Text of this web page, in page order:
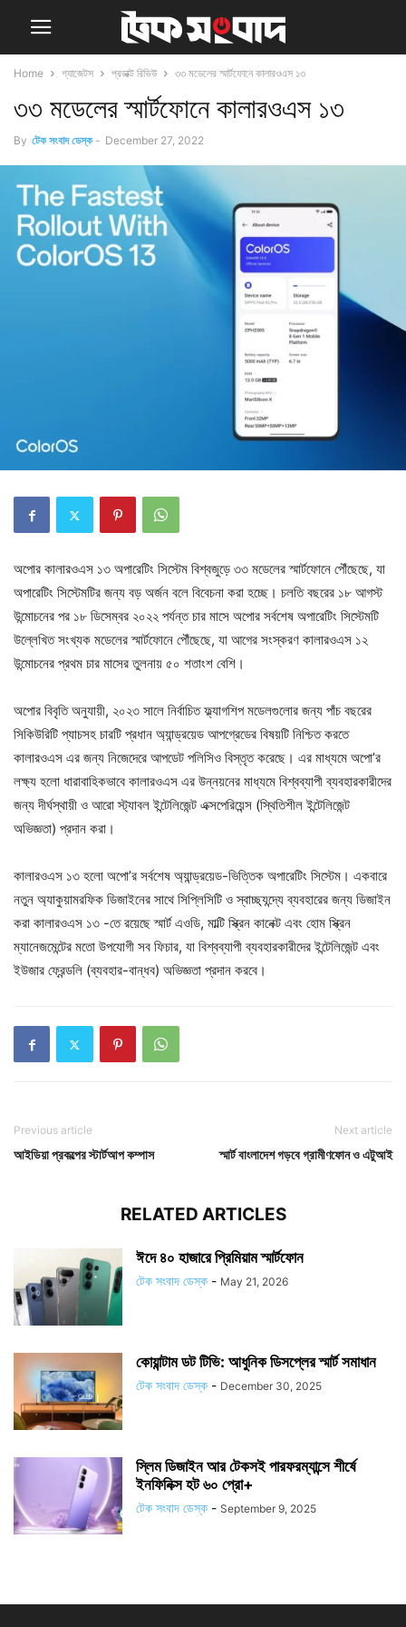
Home গ্যাজেটস প্রডাক্ট রিভিউ ৩৩ মডেলের স্মার্টফোনে কালারওএস ১৩
৩৩ মডেলের স্মার্টফোনে কালারওএস ১৩
By টেক সংবাদ ডেস্ক - December 27, 2022
অপোর কালারওএস ১৩ অপারেটিং সিস্টেম বিশ্বজুড়ে ৩৩ মডেলের স্মার্টফোনে পৌঁছেছে, যা
অপারেটিং সিস্টেমটির জন্য বড় অর্জন বলে বিবেচনা করা হচ্ছে। চলতি বছরের ১৮ আগস্ট
উন্মোচনের পর ১৮ ডিসেম্বর ২০২২ পর্যন্ত চার মাসে অপোর সর্বশেষ অপারেটিং সিস্টেমটি
উল্লেখিত সংখ্যক মডেলের স্মার্টফোনে পৌঁছেছে, যা আগের সংস্করণ কালারওএস ১২
উন্মোচনের প্রথম চার মাসের তুলনায় ৫০ শতাংশ বেশি।
অপোর বিবৃতি অনুযায়ী, ২০২৩ সালে নির্বাচিত ফ্ল্যাগশিপ মডেলগুলোর জন্য পাঁচ বছরের
সিকিউরিটি প্যাচসহ চারটি প্রধান অ্যান্ড্রয়েড আপগ্রেডের বিষয়টি নিশ্চিত করতে
কালারওএস এর জন্য নিজেদেরে আপডেট পলিসিও বিস্তৃত করেছে। এর মাধ্যমে অপো’র
লক্ষ্য হলো ধারাবাহিকভাবে কালারওএস এর উন্নয়নের মাধ্যমে বিশ্বব্যাপী ব্যবহারকারীদের
জন্য দীর্ঘস্থায়ী ও আরো স্ট্যাবল ইন্টেলিজেন্ট এক্সপেরিয়েন্স (স্থিতিশীল ইন্টেলিজেন্ট
অভিজ্ঞতা) প্রদান করা।
কালারওএস ১৩ হলো অপো’র সর্বশেষ অ্যান্ড্রয়েড-ভিত্তিক অপারেটিং সিস্টেম। একবারে
নতুন অ্যাকুয়ামরফিক ডিজাইনের সাথে সিপ্লিসিটি ও স্বাচ্ছ্যন্দ্যে ব্যবহারের জন্য ডিজাইন
করা কালারওএস ১৩ -তে রয়েছে স্মার্ট এওডি, মাল্টি স্ক্রিন কানেক্ট এবং হোম স্ক্রিন
ম্যানেজমেন্টের মতো উপযোগী সব ফিচার, যা বিশ্বব্যাপী ব্যবহারকারীদের ইন্টেলিজেন্ট এবং
ইউজার ফ্রেন্ডলি (ব্যবহার-বান্ধব) অভিজ্ঞতা প্রদান করবে।
Previous article
আইডিয়া প্রকল্পের স্টার্টআপ কম্পাস
Next article
স্মার্ট বাংলাদেশ গড়বে গ্রামীণফোন ও এটুআই
RELATED ARTICLES
ঈদে ৪০ হাজারে প্রিমিয়াম স্মার্টফোন
টেক সংবাদ ডেস্ক - May 21, 2026
কোয়ান্টাম ডট টিভি: আধুনিক ডিসপ্লের স্মার্ট সমাধান
টেক সংবাদ ডেস্ক - December 30, 2025
স্লিম ডিজাইন আর টেকসই পারফরম্যান্সে শীর্ষে
ইনফিনিক্স হট ৬০ প্রো+
টেক সংবাদ ডেস্ক - September 9, 2025